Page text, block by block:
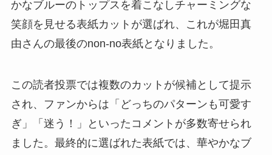
かなブルーのトップスを着こなしチャーミングな
笑顔を見せる表紙カットが選ばれ、これが堀田真
由さんの最後のnon-no表紙となりました。
この読者投票では複数のカットが候補として提示
され、ファンからは「どっちのパターンも可愛す
ぎ」「迷う！」といったコメントが多数寄せられ
ました。最終的に選ばれた表紙では、華やかなブ